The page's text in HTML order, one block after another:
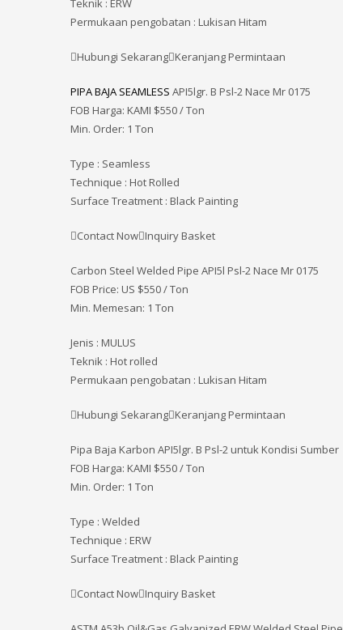
Teknik : ERW
Permukaan pengobatan : Lukisan Hitam
Hubungi SekarangKeranjang Permintaan
PIPA BAJA SEAMLESS API5lgr. B Psl-2 Nace Mr 0175
FOB Harga: KAMI $550 / Ton
Min. Order: 1 Ton
Type : Seamless
Technique : Hot Rolled
Surface Treatment : Black Painting
Contact NowInquiry Basket
Carbon Steel Welded Pipe API5l Psl-2 Nace Mr 0175
FOB Price: US $550 / Ton
Min. Memesan: 1 Ton
Jenis : MULUS
Teknik : Hot rolled
Permukaan pengobatan : Lukisan Hitam
Hubungi SekarangKeranjang Permintaan
Pipa Baja Karbon API5lgr. B Psl-2 untuk Kondisi Sumber
FOB Harga: KAMI $550 / Ton
Min. Order: 1 Ton
Type : Welded
Technique : ERW
Surface Treatment : Black Painting
Contact NowInquiry Basket